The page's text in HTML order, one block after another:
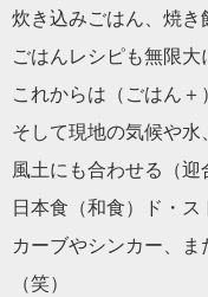
炊き込みごはん、焼き
ごはんレシピも無限大
これからは（ごはん＋
そして現地の気候や水
風土にも合わせる（迎
日本食（和食）ド・ス
カーブやシンカー、ま
（笑）